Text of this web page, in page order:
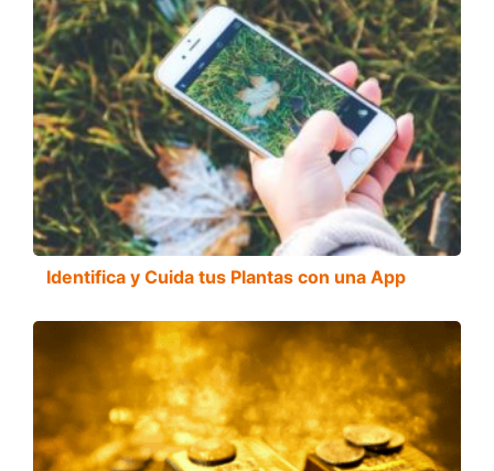
Identifica y Cuida tus Plantas con una App